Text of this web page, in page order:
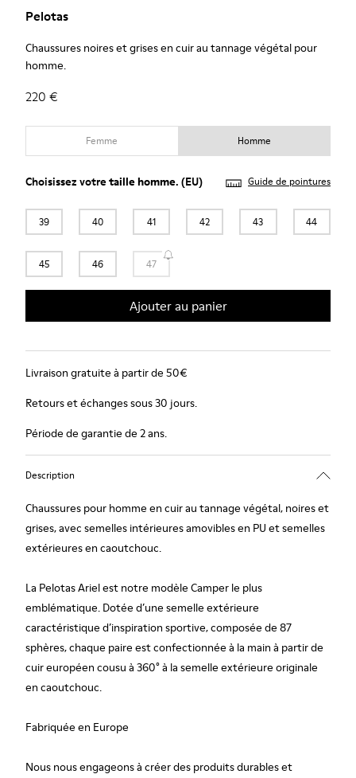
Pelotas
Chaussures noires et grises en cuir au tannage végétal pour
homme.
220 €
Femme Homme
Choisissez votretaille homme. (EU) Guide de pointures
39 40 41 42 43 44
45 46 47
Ajouter au panier
Livraison gratuite à partir de 50€
Retours et échanges sous 30 jours.
Période de garantie de 2 ans.
Description
Chaussures pour homme en cuir au tannage végétal, noires et
grises, avec semelles intérieures amovibles en PU et semelles
extérieures en caoutchouc.
La Pelotas Ariel est notre modèle Camper le plus
emblématique. Dotée d’une semelle extérieure
caractéristique d’inspiration sportive, composée de 87
sphères, chaque paire est confectionnée à la main à partir de
cuir européen cousu à 360° à la semelle extérieure originale
en caoutchouc.
Fabriquée en Europe
Nous nous engageons à créer des produits durables et